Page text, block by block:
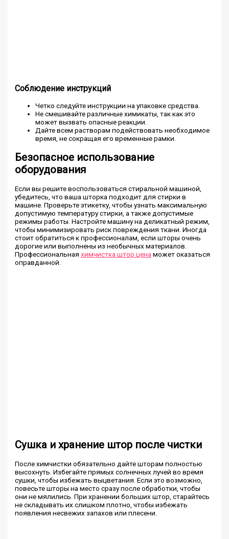
Соблюдение инструкций
Четко следуйте инструкции на упаковке средства.
Не смешивайте различные химикаты, так как это
может вызвать опасные реакции.
Дайте всем растворам подействовать необходимое
время, не сокращая его временные рамки.
Безопасное использование
оборудования
Если вы решите воспользоваться стиральной машиной,
убедитесь, что ваша шторка подходит для стирки в
машине. Проверьте этикетку, чтобы узнать максимальную
допустимую температуру стирки, а также допустимые
режимы работы. Настройте машину на деликатный режим,
чтобы минимизировать риск повреждения ткани. Иногда
стоит обратиться к профессионалам, если шторы очень
дорогие или выполнены из необычных материалов.
Профессиональнаяхимчистка штор ценаможет оказаться
оправданной.
Сушка и хранение штор после чистки
После химчистки обязательно дайте шторам полностью
высохнуть. Избегайте прямых солнечных лучей во время
сушки, чтобы избежать выцветания. Если это возможно,
повесьте шторы на место сразу после обработки, чтобы
они не мялились. При хранении больших штор, старайтесь
не складывать их слишком плотно, чтобы избежать
появления несвежих запахов или плесени.